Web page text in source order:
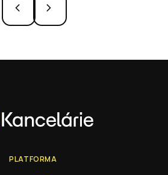
PLATFORMA